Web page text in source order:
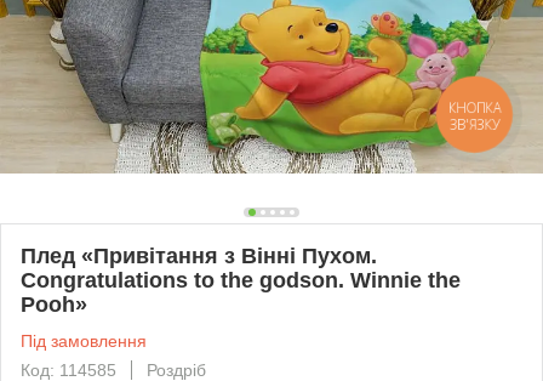
Плед «Привітання з Вінні Пухом.
Congratulations to the godson. Winnie the
Pooh»
Під замовлення
Код: 114585
Роздріб
КНОПКА
ЗВ'ЯЗКУ